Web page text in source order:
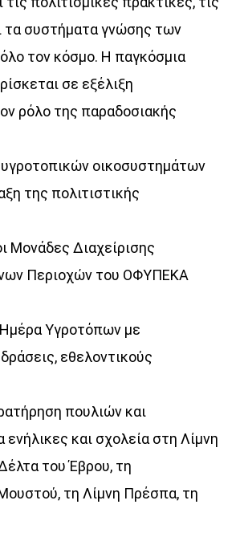
τα συστήματα γνώσης των
τον κόσμο. Η παγκόσμια
σε εξέλιξη
ρόλο της παραδοσιακής
οικοσυστημάτων
της πολιτιστικής
Μονάδες Διαχείρισης
Περιοχών του ΟΦΥΠΕΚΑ
Υγροτόπων με
εθελοντικούς
πουλιών και
ενήλικες και σχολεία στη Λίμνη
του Έβρου, τη
τη Λίμνη Πρέσπα, τη